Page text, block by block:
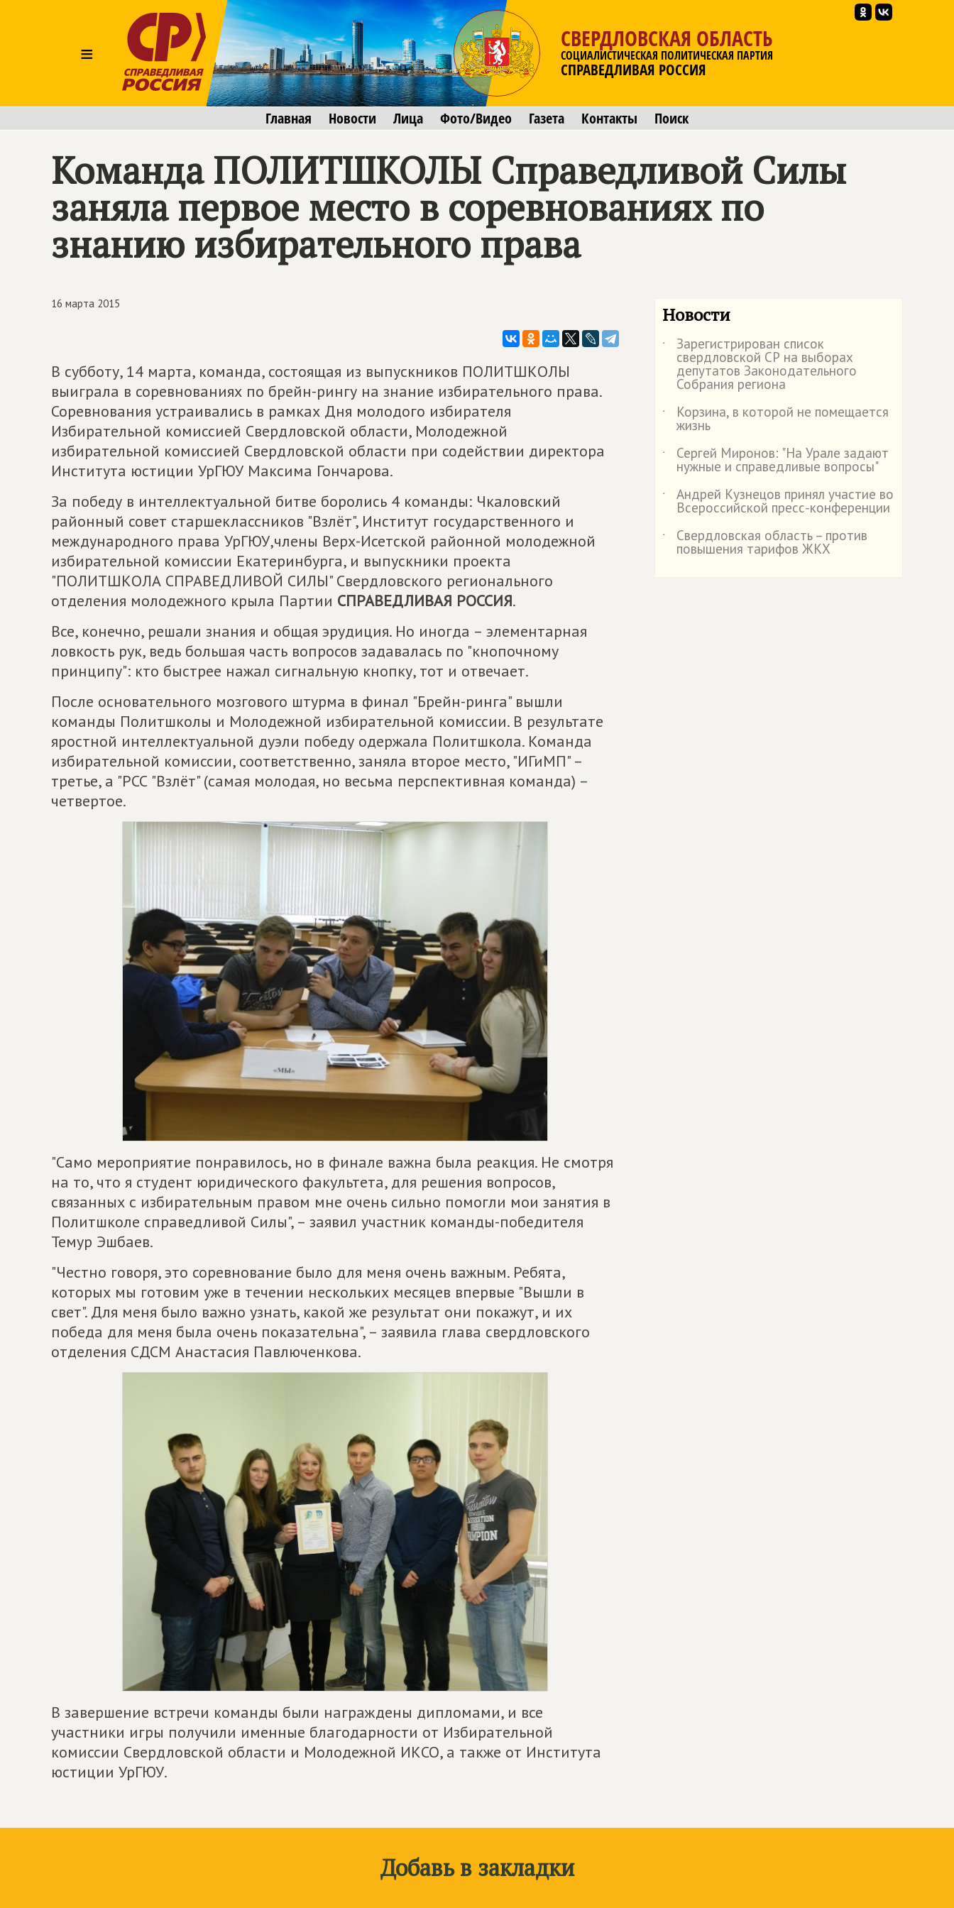
≡
СВЕРДЛОВСКАЯ ОБЛАСТЬ
СОЦИАЛИСТИЧЕСКАЯ ПОЛИТИЧЕСКАЯ ПАРТИЯ
СПРАВЕДЛИВАЯ РОССИЯ
Главная Новости Лица Фото/Видео Газета Контакты Поиск
Команда ПОЛИТШКОЛЫ Справедливой Силы
заняла первое место в соревнованиях по
знанию избирательного права
16 марта 2015
В субботу, 14 марта, команда, состоящая из выпускников ПОЛИТШКОЛЫ
выиграла в соревнованиях по брейн-рингу на знание избирательного права.
Соревнования устраивались в рамках Дня молодого избирателя
Избирательной комиссией Свердловской области, Молодежной
избирательной комиссией Свердловской области при содействии директора
Института юстиции УрГЮУ Максима Гончарова.
За победу в интеллектуальной битве боролись 4 команды: Чкаловский
районный совет старшеклассников "Взлёт", Институт государственного и
международного права УрГЮУ,члены Верх-Исетской районной молодежной
избирательной комиссии Екатеринбурга, и выпускники проекта
"ПОЛИТШКОЛА СПРАВЕДЛИВОЙ СИЛЫ" Свердловского регионального
отделения молодежного крыла Партии СПРАВЕДЛИВАЯ РОССИЯ.
Все, конечно, решали знания и общая эрудиция. Но иногда – элементарная
ловкость рук, ведь большая часть вопросов задавалась по "кнопочному
принципу": кто быстрее нажал сигнальную кнопку, тот и отвечает.
После основательного мозгового штурма в финал "Брейн-ринга" вышли
команды Политшколы и Молодежной избирательной комиссии. В результате
яростной интеллектуальной дуэли победу одержала Политшкола. Команда
избирательной комиссии, соответственно, заняла второе место, "ИГиМП" –
третье, а "РСС "Взлёт" (самая молодая, но весьма перспективная команда) –
четвертое.
"Само мероприятие понравилось, но в финале важна была реакция. Не смотря
на то, что я студент юридического факультета, для решения вопросов,
связанных с избирательным правом мне очень сильно помогли мои занятия в
Политшколе справедливой Силы", – заявил участник команды-победителя
Темур Эшбаев.
"Честно говоря, это соревнование было для меня очень важным. Ребята,
которых мы готовим уже в течении нескольких месяцев впервые "Вышли в
свет". Для меня было важно узнать, какой же результат они покажут, и их
победа для меня была очень показательна", – заявила глава свердловского
отделения СДСМ Анастасия Павлюченкова.
В завершение встречи команды были награждены дипломами, и все
участники игры получили именные благодарности от Избирательной
комиссии Свердловской области и Молодежной ИКСО, а также от Института
юстиции УрГЮУ.
Новости
˙ Зарегистрирован список
свердловской СР на выборах
депутатов Законодательного
Собрания региона
˙
Корзина, в которой не помещается
жизнь
˙
Сергей Миронов: "На Урале задают
нужные и справедливые вопросы"
˙
Андрей Кузнецов принял участие во
Всероссийской пресс-конференции
˙
Свердловская область – против
повышения тарифов ЖКХ
Добавь в закладки